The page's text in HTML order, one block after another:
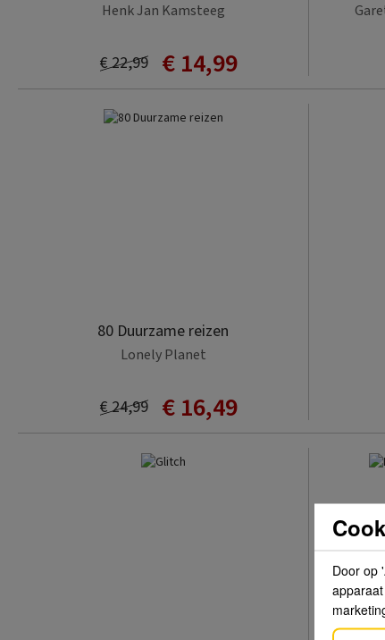
Henk Jan Kamsteeg
€ 14,99
€ 22,99
80 Duurzame reizen
Lonely Planet
€ 16,49
€ 24,99
Door op